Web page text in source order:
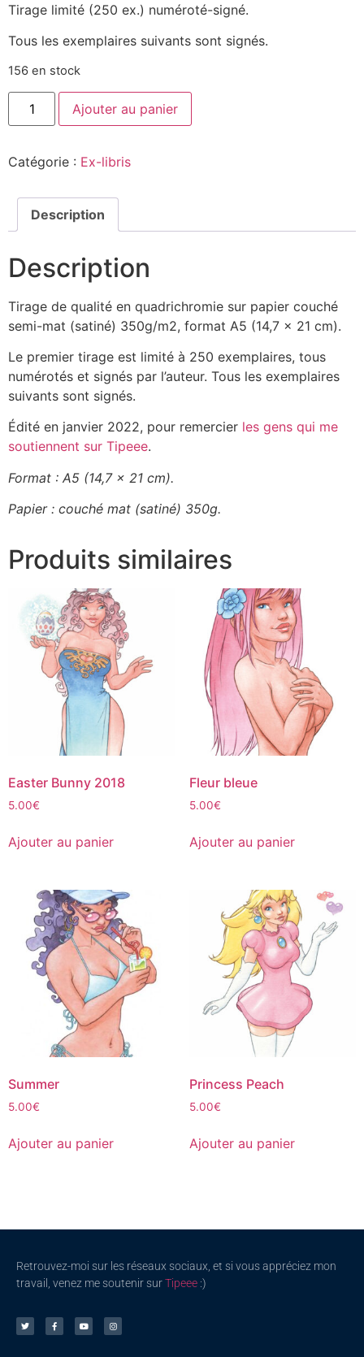
Tirage limité (250 ex.) numéroté-signé.
Tous les exemplaires suivants sont signés.
156 en stock
Ajouter au panier
Catégorie : Ex-libris
Description
Description
Tirage de qualité en quadrichromie sur papier couché
semi-mat (satiné) 350g/m2, format A5 (14,7 x 21 cm).
Le premier tirage est limité à 250 exemplaires, tous
numérotés et signés par l’auteur. Tous les exemplaires
suivants sont signés.
Édité en janvier 2022, pour remercier les gens qui me
soutiennent sur Tipeee.
Format : A5 (14,7 x 21 cm).
Papier : couché mat (satiné) 350g.
Produits similaires
Easter Bunny 2018
5.00€
Ajouter au panier
Fleur bleue
5.00€
Ajouter au panier
Summer
5.00€
Ajouter au panier
Princess Peach
5.00€
Ajouter au panier
Retrouvez-moi sur les réseaux sociaux, et si vous appréciez mon
travail, venez me soutenir surTipeee :)